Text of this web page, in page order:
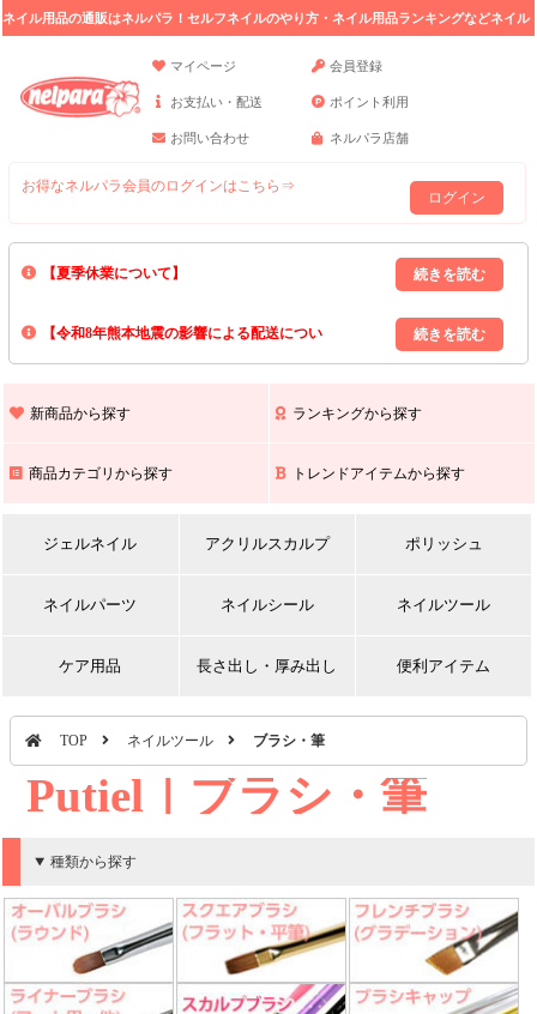
ネイル用品の通販はネルパラ！セルフネイルのやり方・ネイル用品ランキングなどネイル
マイページ
会員登録
お支払い・配送 ポイント利用
お問い合わせ ネルパラ店舗
お得なネルパラ会員のログインはこちら⇒
ログイン
【夏季休業について】
8/13(木)～8/16(日)の間｢出荷業務・お問い合わせ業務｣はお休みいたしま
上記期間中のご注文・お問い合わせは8/17(月)以降の対応となりますので
【令和8年熊本地震の影響による配送につい
また､ 九州全域でお荷物のお届けに遅延が生じております｡
新商品から探す ランキングから探す
商品カテゴリから探す トレンドアイテムから探す
ジェルネイル アクリルスカルプ ポリッシュ
ネイルパーツ ネイルシール ネイルツール
ケア用品 長さ出し・厚み出し 便利アイテム
TOP ネイルツール ブラシ・筆
Putiel｜ブラシ・筆
種類から探す